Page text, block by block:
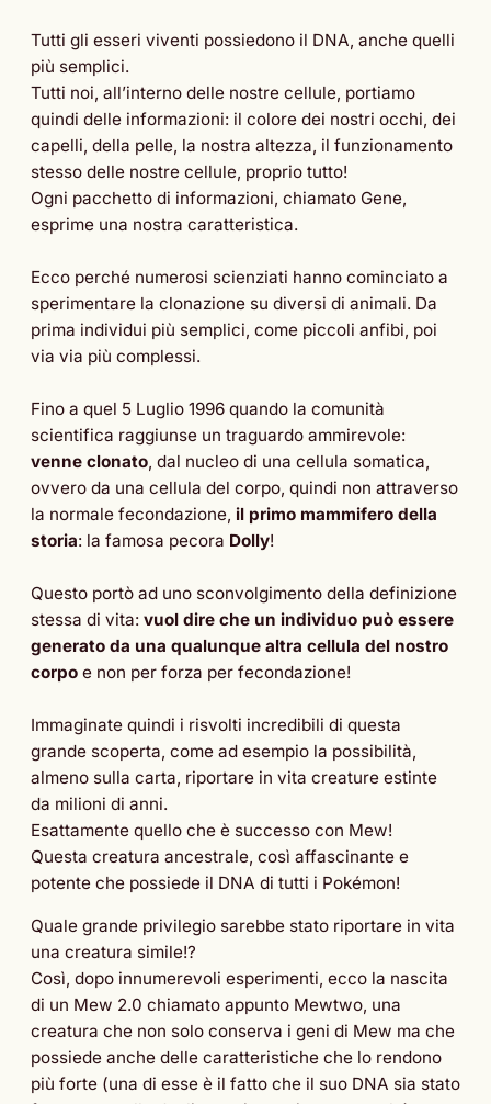
Tutti gli esseri viventi possiedono il DNA, anche quelli
più semplici.
Tutti noi, all’interno delle nostre cellule, portiamo
quindi delle informazioni: il colore dei nostri occhi, dei
capelli, della pelle, la nostra altezza, il funzionamento
stesso delle nostre cellule, proprio tutto!
Ogni pacchetto di informazioni, chiamato Gene,
esprime una nostra caratteristica.
Ecco perché numerosi scienziati hanno cominciato a
sperimentare la clonazione su diversi di animali. Da
prima individui più semplici, come piccoli anfibi, poi
via via più complessi.
Fino a quel 5 Luglio 1996 quando la comunità
scientifica raggiunse un traguardo ammirevole:
venne clonato, dal nucleo di una cellula somatica,
ovvero da una cellula del corpo, quindi non attraverso
la normale fecondazione, il primo mammifero della
storia: la famosa pecora Dolly!
Questo portò ad uno sconvolgimento della definizione
stessa di vita: vuol dire che un individuo può essere
generato da una qualunque altra cellula del nostro
corpo e non per forza per fecondazione!
Immaginate quindi i risvolti incredibili di questa
grande scoperta, come ad esempio la possibilità,
almeno sulla carta, riportare in vita creature estinte
da milioni di anni.
Esattamente quello che è successo con Mew!
Questa creatura ancestrale, così affascinante e
potente che possiede il DNA di tutti i Pokémon!
Quale grande privilegio sarebbe stato riportare in vita
una creatura simile!?
Così, dopo innumerevoli esperimenti, ecco la nascita
di un Mew 2.0 chiamato appunto Mewtwo, una
creatura che non solo conserva i geni di Mew ma che
possiede anche delle caratteristiche che lo rendono
più forte (una di esse è il fatto che il suo DNA sia stato